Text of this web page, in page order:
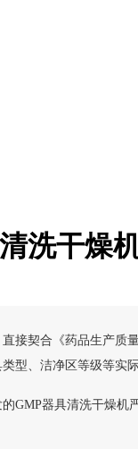
洗干燥
接契合《药品生产质
型、洁净区等级等实际
器具清洗干燥